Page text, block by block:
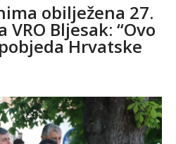
obilježena 27.
Bljesak: “Ovo
Hrvatske